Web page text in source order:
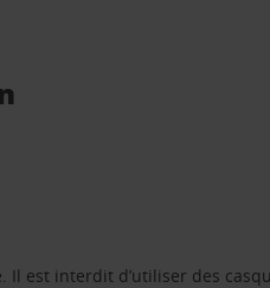
est interdit d’utiliser des